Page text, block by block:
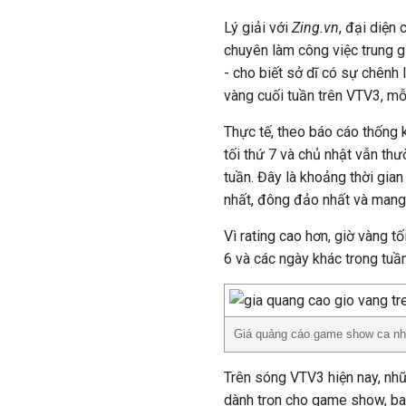
Lý giải với Zing.vn, đại diện
chuyên làm công việc trung
- cho biết sở dĩ có sự chênh
vàng cuối tuần trên VTV3,
Thực tế, theo báo cáo thống
tối thứ 7 và chủ nhật vẫn
tuần. Đây là khoảng thời
nhất, đông đảo nhất và
Vì rating cao hơn, giờ vàng
6 và các ngày khác trong
Giá quảng cáo game show ca
Trên sóng VTV3 hiện nay,
dành trọn cho game show,